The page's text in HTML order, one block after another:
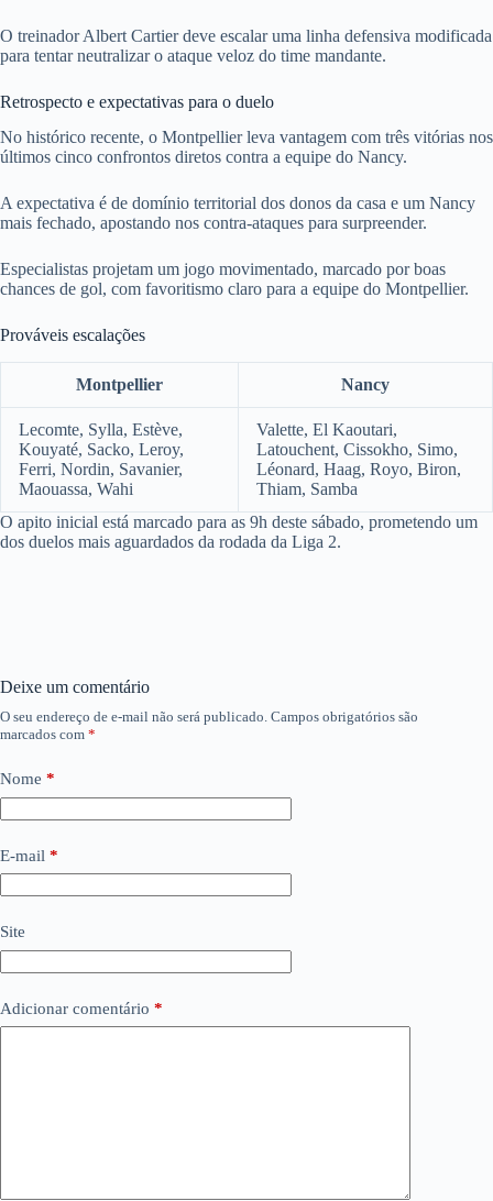
O treinador Albert Cartier deve escalar uma linha defensiva modificada
para tentar neutralizar o ataque veloz do time mandante.
Retrospecto e expectativas para o duelo
No histórico recente, o Montpellier leva vantagem com três vitórias nos
últimos cinco confrontos diretos contra a equipe do Nancy.
A expectativa é de domínio territorial dos donos da casa e um Nancy
mais fechado, apostando nos contra-ataques para surpreender.
Especialistas projetam um jogo movimentado, marcado por boas
chances de gol, com favoritismo claro para a equipe do Montpellier.
Prováveis escalações
Montpellier Nancy
Lecomte, Sylla, Estève,
Kouyaté, Sacko, Leroy,
Ferri, Nordin, Savanier,
Maouassa, Wahi
Valette, El Kaoutari,
Latouchent, Cissokho, Simo,
Léonard, Haag, Royo, Biron,
Thiam, Samba
O apito inicial está marcado para as 9h deste sábado, prometendo um
dos duelos mais aguardados da rodada da Liga 2.
Deixe um comentário
O seu endereço de e-mail não será publicado. Campos obrigatórios são
marcados com *
Nome *
E-mail *
Site
Adicionar comentário *